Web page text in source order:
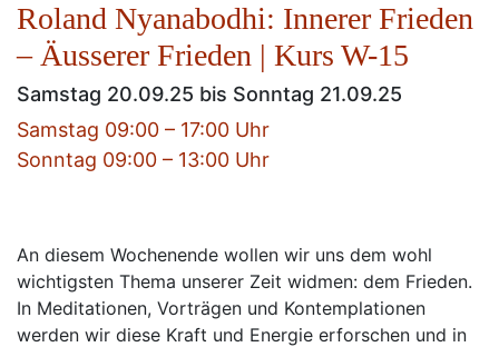
Roland Nyanabodhi: Innerer Frieden
– Äusserer Frieden | Kurs W-15
Samstag 20.09.25 bis Sonntag 21.09.25
Samstag 09:00 – 17:00 Uhr
Sonntag 09:00 – 13:00 Uhr
An diesem Wochenende wollen wir uns dem wohl
wichtigsten Thema unserer Zeit widmen: dem Frieden.
In Meditationen, Vorträgen und Kontemplationen
werden wir diese Kraft und Energie erforschen und in